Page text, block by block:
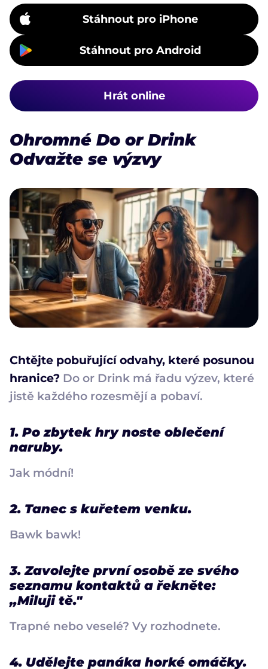
Stáhnout pro iPhone
Stáhnout pro Android
Hrát online
Ohromné Do or Drink
Odvažte se výzvy
Chtějte pobuřující odvahy, které posunou
hranice? Do or Drink má řadu výzev, které
jistě každého rozesmějí a pobaví.
1. Po zbytek hry noste oblečení
naruby.
Jak módní!
2. Tanec s kuřetem venku.
Bawk bawk!
3. Zavolejte první osobě ze svého
seznamu kontaktů a řekněte:
„Miluji tě."
Trapné nebo veselé? Vy rozhodnete.
4. Udělejte panáka horké omáčky.